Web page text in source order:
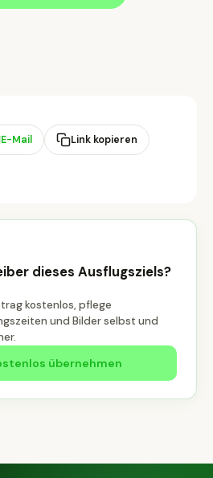
E-Mail Link kopieren
dieses Ausflugsziels?
kostenlos, pflege
und Bilder selbst und
übernehmen